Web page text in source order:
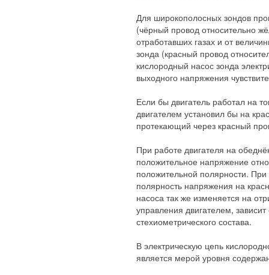
Для широкополосных зондов
(чёрный провод относительно
отработавших газах и от
зонда (красный провод
кислородный насос зонда
выходного напряжения
Если бы двигатель работал на
двигателем установил бы на
протекающий через красный
При работе двигателя на
положительное напряжение
положительной полярности.
полярность напряжения на
насоса так же изменяется на
управления двигателем,
стехиометрического состава.
В электрическую цепь
является мерой уровня